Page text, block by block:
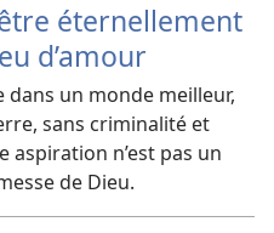
éternellement
d’amour
dans un monde meilleur,
sans criminalité et
aspiration n’est pas un
de Dieu.